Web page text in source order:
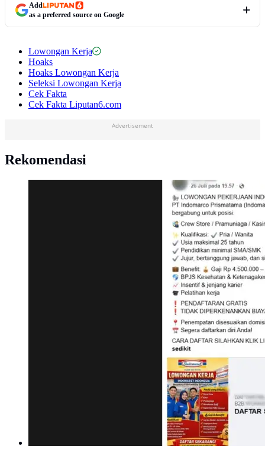
Add
as a preferred source on Google
Lowongan Kerja
Hoaks
Hoaks Lowongan Kerja
Seleksi Lowongan Kerja
Cek Fakta
Cek Fakta Liputan6.com
Advertisement
Rekomendasi